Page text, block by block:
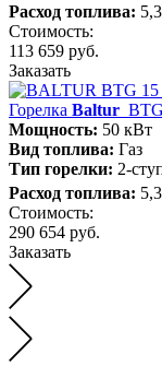
Расход топлива:
Стоимость:
113 659 руб.
Заказать
Горелка Baltur
Мощность: 50 кВт
Вид топлива: Газ
Тип горелки: 2-
Расход топлива:
Стоимость:
290 654 руб.
Заказать